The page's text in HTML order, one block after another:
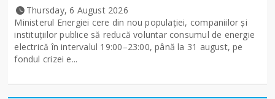
Thursday, 6 August 2026
Ministerul Energiei cere din nou populației, companiilor și
instituțiilor publice să reducă voluntar consumul de energie
electrică în intervalul 19:00–23:00, până la 31 august, pe
fondul crizei e...